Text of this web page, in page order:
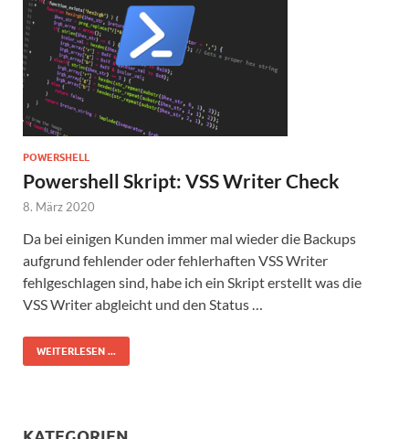
POWERSHELL
Powershell Skript: VSS Writer Check
8. März 2020
Da bei einigen Kunden immer mal wieder die Backups
aufgrund fehlender oder fehlerhaften VSS Writer
fehlgeschlagen sind, habe ich ein Skript erstellt was die
VSS Writer abgleicht und den Status …
WEITERLESEN ...